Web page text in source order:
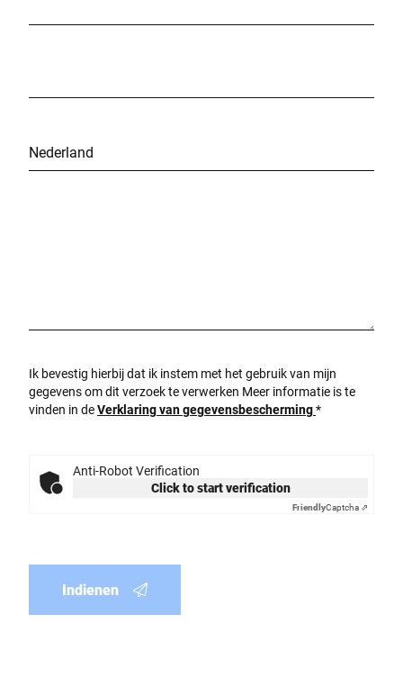
Ik bevestig hierbij dat ik instem met het gebruik van mijn
gegevens om dit verzoek te verwerken Meer informatie is te
vinden in deVerklaring van gegevensbescherming*
Anti-Robot Verification
Click to start verification
FriendlyCaptcha ⇗
Indienen